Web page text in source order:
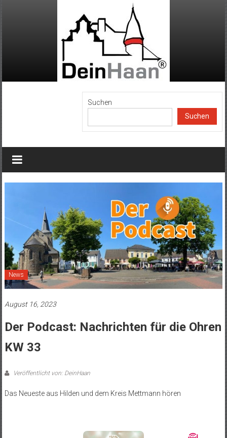
Suchen
Suchen
News
August 16, 2023
Der Podcast: Nachrichten für die Ohren
KW 33
Veröffentlicht von: DeinHaan
Das Neueste aus Hilden und dem Kreis Mettmann hören